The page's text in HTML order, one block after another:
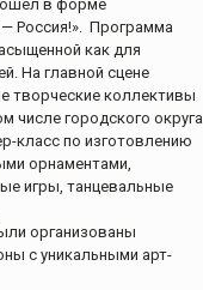
в форме
Россия!». Программа
как для
На главной сцене
творческие коллективы
числе городского округа
класс по изготовлению
орнаментами,
игры, танцевальные
организованы
с уникальными арт-